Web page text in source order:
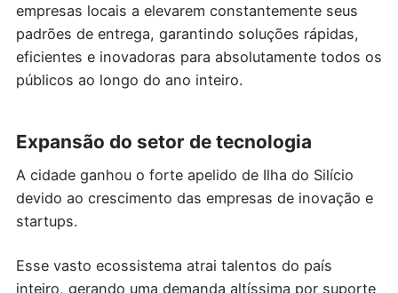
empresas locais a elevarem constantemente seus
padrões de entrega, garantindo soluções rápidas,
eficientes e inovadoras para absolutamente todos os
públicos ao longo do ano inteiro.
Expansão do setor de tecnologia
A cidade ganhou o forte apelido de Ilha do Silício
devido ao crescimento das empresas de inovação e
startups.
Esse vasto ecossistema atrai talentos do país
inteiro, gerando uma demanda altíssima por suporte